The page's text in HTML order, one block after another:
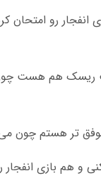
ریسک هم هست
تر هستم چون
و هم بازی